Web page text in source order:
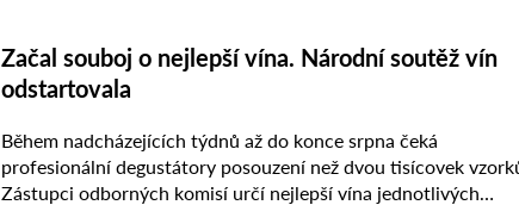
Začal souboj o nejlepší vína. Národní soutěž vín
odstartovala
Během nadcházejících týdnů až do konce srpna čeká
profesionální degustátory posouzení než dvou tisícovek vzorků.
Zástupci odborných komisí určí nejlepší vína jednotlivých